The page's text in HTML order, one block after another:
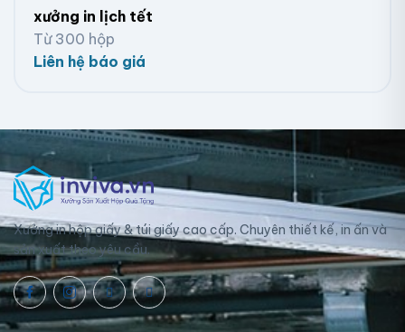
In lịch để bàn số lượng ít:
Sau khi chốt thiết kế, Viva
tiến hành in lịch để bàn bằng phương pháp in kỹ thuật
số. Sử dụng máy móc hiện đại và nguyên vật liệu cao
cấp, lịch để bàn tại Viva luôn đạt chất lượng tốt.
Giao hàng:Tùy vào khối lượng, khoảng cách và chi
xưởng in lịch tết
Từ 300 hộp
Liên hệ báo giá
Xưởng in hộp giấy & túi giấy cao cấp. Chuyên thiết kế, in ấn và
sản xuất theo yêu cầu.